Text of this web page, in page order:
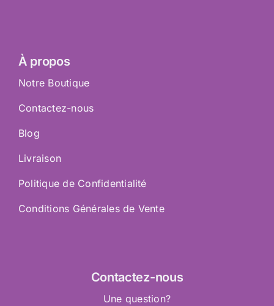
À propos
Notre Boutique
Contactez-nous
Blog
Livraison
Politique de Confidentialité
Conditions Générales de Vente
Contactez-nous
Une question?